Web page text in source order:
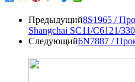
Предыдущий8S1965 /
Shangchai SC11/C6121/
Следующий6N7887 /